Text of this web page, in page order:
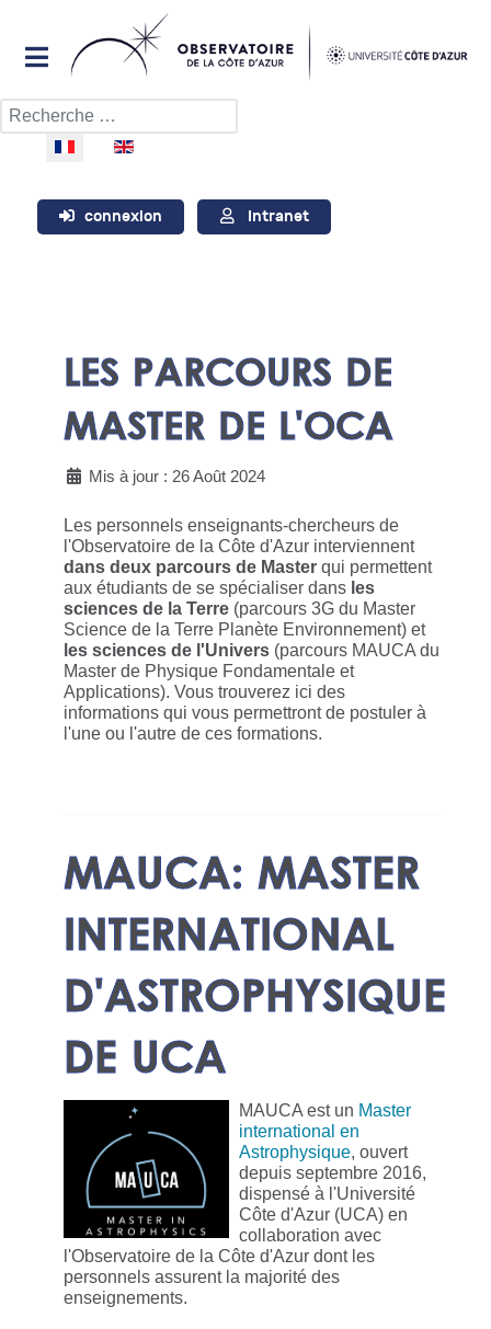
Rechercher
Sélectionnez votre langue
connexion Intranet
LES PARCOURS DE
MASTER DE L'OCA
Mis à jour : 26 Août 2024
Les personnels enseignants-chercheurs de
l'Observatoire de la Côte d'Azur interviennent
dans deux parcours de Master qui permettent
aux étudiants de se spécialiser dans les
sciences de la Terre (parcours 3G du Master
Science de la Terre Planète Environnement) et
les sciences de l'Univers (parcours MAUCA du
Master de Physique Fondamentale et
Applications). Vous trouverez ici des
informations qui vous permettront de postuler à
l'une ou l'autre de ces formations.
MAUCA: MASTER
INTERNATIONAL
D'ASTROPHYSIQUE
DE UCA
MAUCA est un Master
international en
Astrophysique, ouvert
depuis septembre 2016,
dispensé à l'Université
Côte d'Azur (UCA) en
collaboration avec
l'Observatoire de la Côte d'Azur dont les
personnels assurent la majorité des
enseignements.